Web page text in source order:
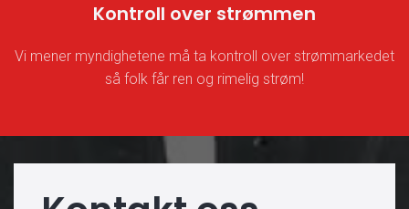
Kontroll over strømmen
Vi mener myndighetene må ta kontroll over strømmarkedet
så folk får ren og rimelig strøm!